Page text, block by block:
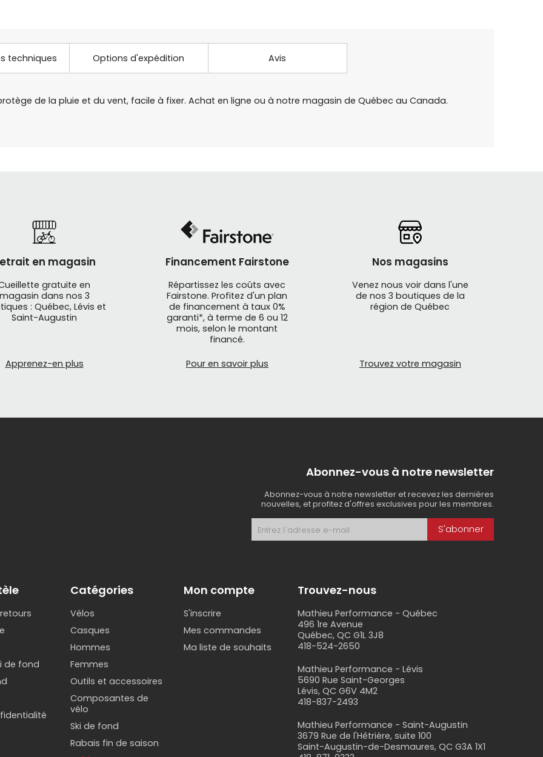
techniques Options d'expédition Avis
de la pluie et du vent, facile à fixer. Achat en ligne ou à notre magasin de Québec au Canada.
en magasin
gratuite en
magasin dans nos 3
: Québec, Lévis et
Saint-Augustin
Apprenez-en plus
Financement Fairstone
Répartissez les coûts avec
Fairstone. Profitez d'un plan
de financement à taux 0%
garanti*, à terme de 6 ou 12
mois, selon le montant
financé.
Pour en savoir plus
Nos magasins
Venez nous voir dans l'une
de nos 3 boutiques de la
région de Québec
Trouvez votre magasin
Abonnez-vous à notre newsletter
Abonnez-vous à notre newsletter et recevez les dernières
nouvelles, et profitez d'offres exclusives pour les membres.
S'abonner
de fond
Catégories
Vélos
Casques
Hommes
Femmes
Outils et accessoires
Composantes de
vélo
Ski de fond
Rabais fin de saison
Mon compte
S'inscrire
Mes commandes
Ma liste de souhaits
Trouvez-nous
Mathieu Performance - Québec
496 1re Avenue
Québec, QC G1L 3J8
418-524-2650
Mathieu Performance - Lévis
5690 Rue Saint-Georges
Lévis, QC G6V 4M2
418-837-2493
Mathieu Performance - Saint-Augustin
3679 Rue de l'Hêtrière, suite 100
Saint-Augustin-de-Desmaures, QC G3A 1X1